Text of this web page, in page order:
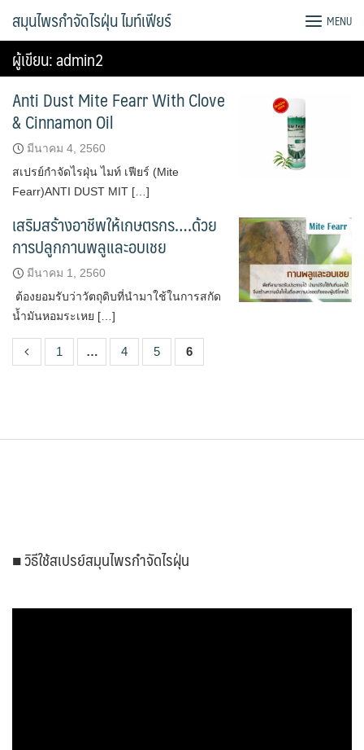
สมุนไพรกำจัดไรฝุ่น ไมท์เฟียร์ MENU
ผู้เขียน:admin2
Anti Dust Mite Fearr With Clove
& Cinnamon Oil
มีนาคม 4, 2560
สเปรย์กำจัดไรฝุ่น ไมท์ เฟียร์ (Mite
Fearr)ANTI DUST MIT […]
เสริมสร้างอาชีพให้เกษตรกร….ด้วย
การปลูกกานพลูและอบเชย
มีนาคม 1, 2560
ต้องยอมรับว่าวัตถุดิบที่นำมาใช้ในการสกัด
น้ำมันหอมระเหย […]
1 … 4 5 6
■ วิธีใช้สเปรย์สมุนไพรกำจัดไรฝุ่น